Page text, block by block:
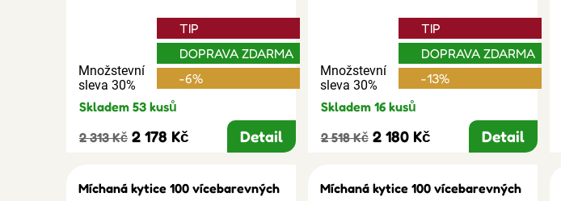
Množstevní
sleva 30%
TIP
DOPRAVA ZDARMA
-6%
Skladem 53 kusů
2 313 Kč 2 178 Kč Detail
Množstevní
sleva 30%
TIP
DOPRAVA ZDARMA
-13%
Skladem 16 kusů
2 518 Kč 2 180 Kč Detail
Míchaná kytice 100 vícebarevných
Míchaná kytice 100 vícebarevných